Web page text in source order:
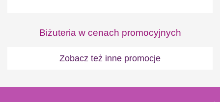
Biżuteria w cenach promocyjnych
Zobacz też inne promocje